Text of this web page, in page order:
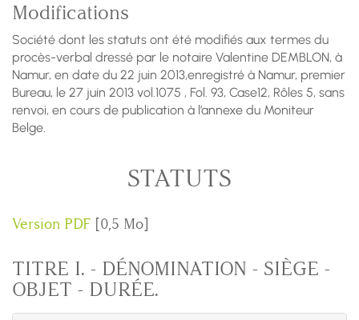
Modifications
Société dont les statuts ont été modifiés aux termes du
procès-verbal dressé par le notaire Valentine DEMBLON, à
Namur, en date du 22 juin 2013,enregistré à Namur, premier
Bureau, le 27 juin 2013 vol.1075 , Fol. 93, Case12, Rôles 5, sans
renvoi, en cours de publication à l’annexe du Moniteur
Belge.
STATUTS
Version PDF [0,5 Mo]
TITRE I. - DÉNOMINATION - SIÈGE -
OBJET - DURÉE.